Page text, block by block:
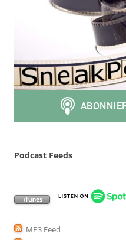
Podcast Feeds
MP3 Feed